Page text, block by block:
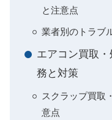
と注意点
業者別のトラブ
エアコン買取
務と対策
スクラップ買取
意点